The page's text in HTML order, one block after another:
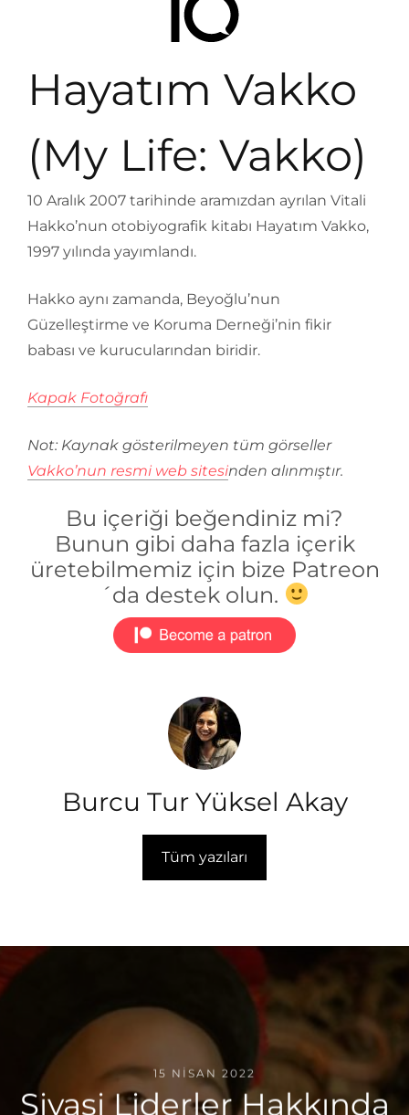
Hayatım Vakko
(My Life: Vakko)
10 Aralık 2007 tarihinde aramızdan ayrılan Vitali
Hakko’nun otobiyografik kitabı Hayatım Vakko,
1997 yılında yayımlandı.
Hakko aynı zamanda, Beyoğlu’nun
Güzelleştirme ve Koruma Derneği’nin fikir
babası ve kurucularından biridir.
Kapak Fotoğrafı
Not: Kaynak gösterilmeyen tüm görseller
Vakko’nun resmi web sitesinden alınmıştır.
Bu içeriği beğendiniz mi?
Bunun gibi daha fazla içerik
üretebilmemiz için bize Patreon
´da destek olun.
Burcu Tur Yüksel Akay
Tüm yazıları
15 NISAN 2022
Siyasi Liderler Hakkında